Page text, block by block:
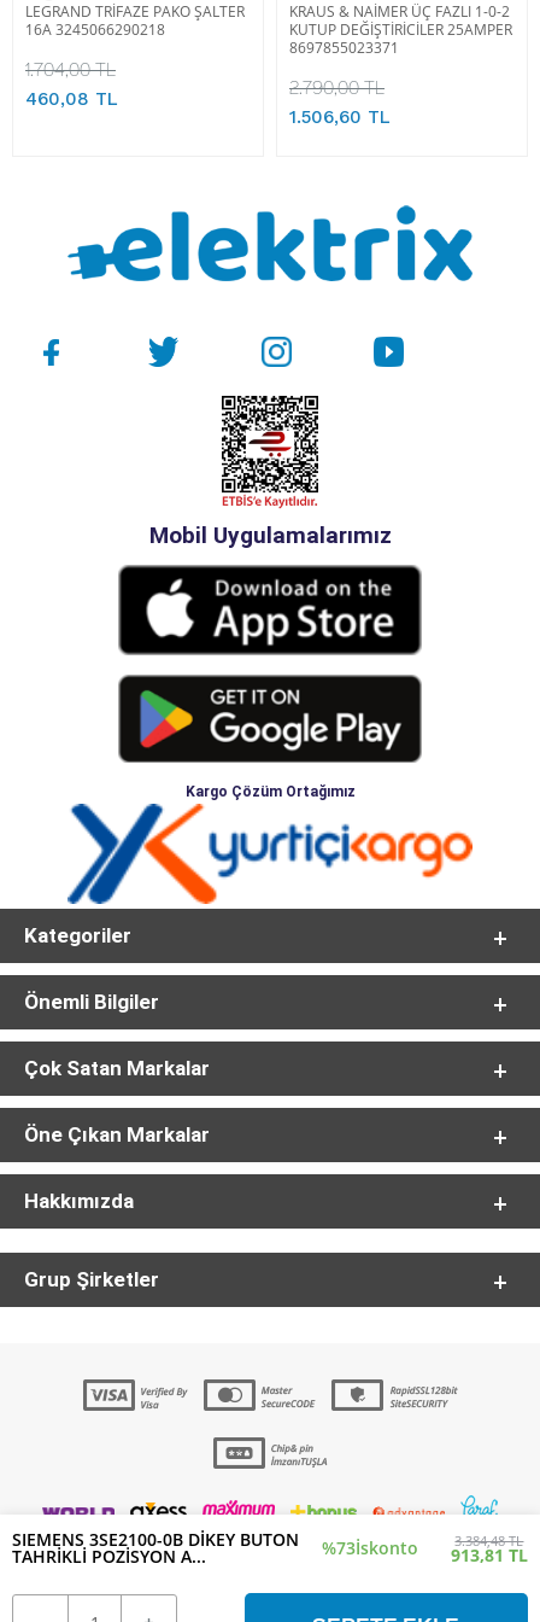
SIEMENS 3SE2100-0B DİKEY BUTON
TAHRİKLİ POZİSYON A... %73İskonto 3.384,48 TL
913,81 TL
LEGRAND TRİFAZE PAKO ŞALTER
16A 3245066290218
1.704,00 TL
460,08 TL
KRAUS & NAİMER ÜÇ FAZLI 1-0-2
KUTUP DEĞİŞTİRİCİLER 25AMPER
8697855023371
2.790,00 TL
1.506,60 TL
Mobil Uygulamalarımız
Kargo Çözüm Ortağımız
Kategoriler
Önemli Bilgiler
Çok Satan Markalar
Öne Çıkan Markalar
Hakkımızda
Grup Şirketler